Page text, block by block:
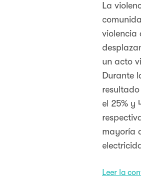
La
violencia
un acto
Durante
el 25% y
mayoría
Leer la